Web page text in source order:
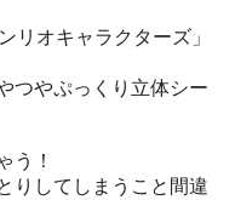
オキャラクターズ」
つやぷっくり立体シー
う！
りしてしまうこと間違